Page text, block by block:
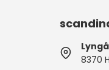
8370